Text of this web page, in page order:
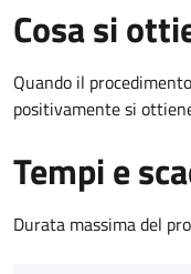
Cosa si
Quando il
positivamente si
Tempi e
Durata massima del